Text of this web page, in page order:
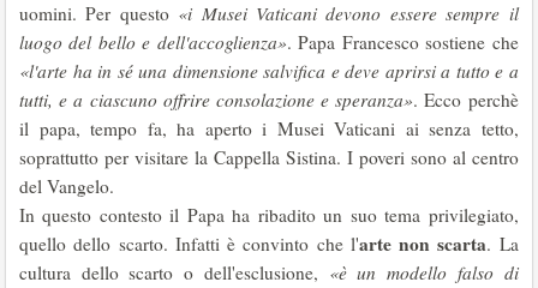
uomini. Per questo«i Musei Vaticani devono essere sempre il
luogo del bello e dell'accoglienza». Papa Francesco sostiene che
«l'arte ha in sé una dimensione salvifica e deve aprirsi a tutto e a
tutti, e a ciascuno offrire consolazione e speranza». Ecco perchè
il papa, tempo fa, ha aperto i Musei Vaticani ai senza tetto,
soprattutto per visitare la Cappella Sistina. I poveri sono al centro
del Vangelo.
In questo contesto il Papa ha ribadito un suo tema privilegiato,
quello dello scarto. Infatti è convinto che l'arte non scarta. La
cultura dello scarto o dell'esclusione, «è un modello falso di